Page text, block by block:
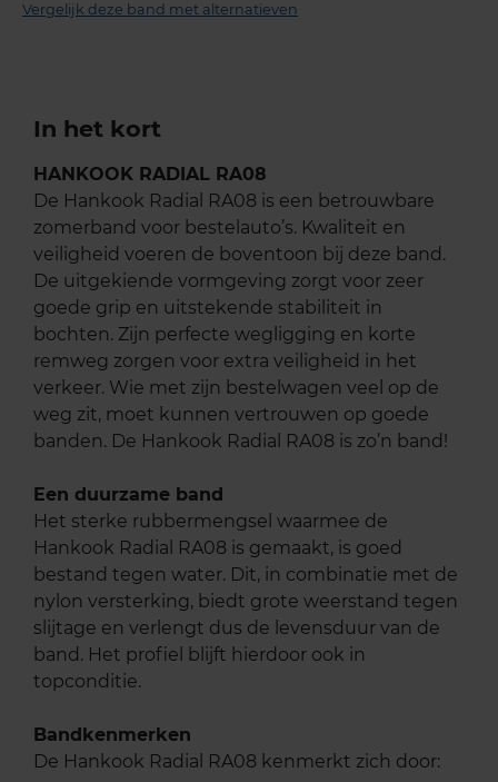
Vergelijk deze band met alternatieven
In het kort
HANKOOK RADIAL RA08
De Hankook Radial RA08 is een betrouwbare
zomerband voor bestelauto’s. Kwaliteit en
veiligheid voeren de boventoon bij deze band.
De uitgekiende vormgeving zorgt voor zeer
goede grip en uitstekende stabiliteit in
bochten. Zijn perfecte wegligging en korte
remweg zorgen voor extra veiligheid in het
verkeer. Wie met zijn bestelwagen veel op de
weg zit, moet kunnen vertrouwen op goede
banden. De Hankook Radial RA08 is zo’n band!
Een duurzame band
Het sterke rubbermengsel waarmee de
Hankook Radial RA08 is gemaakt, is goed
bestand tegen water. Dit, in combinatie met de
nylon versterking, biedt grote weerstand tegen
slijtage en verlengt dus de levensduur van de
band. Het profiel blijft hierdoor ook in
topconditie.
Bandkenmerken
De Hankook Radial RA08 kenmerkt zich door: